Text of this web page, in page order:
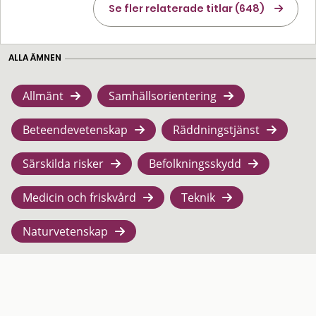
Se fler relaterade titlar (648)
ALLA ÄMNEN
Allmänt Samhällsorientering
Beteendevetenskap Räddningstjänst
Särskilda risker Befolkningsskydd
Medicin och friskvård Teknik
Naturvetenskap